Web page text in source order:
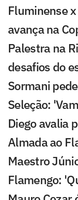
Fluminense
avança na
Palestra na
desafios do
Sormani
Seleção:
Diego avalia
Almada ao
Maestro
Flamengo: